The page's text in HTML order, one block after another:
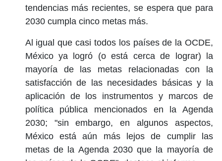
tendencias más recientes, se espera que para
2030 cumpla cinco metas más.
Al igual que casi todos los países de la OCDE,
México ya logró (o está cerca de lograr) la
mayoría de las metas relacionadas con la
satisfacción de las necesidades básicas y la
aplicación de los instrumentos y marcos de
política pública mencionados en la Agenda
2030; "sin embargo, en algunos aspectos,
México está aún más lejos de cumplir las
metas de la Agenda 2030 que la mayoría de